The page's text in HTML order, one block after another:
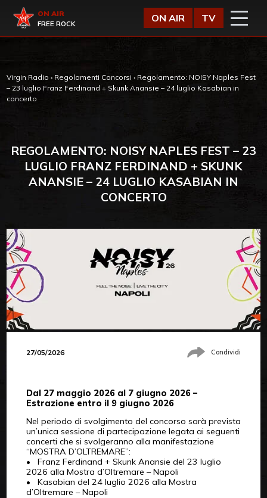
Virgin Radio
ON AIR
FREE ROCK
ON AIR TV
Virgin Radio › Regolamenti Concorsi › Regolamento: NOISY Naples Fest
– 23 luglio Franz Ferdinand + Skunk Anansie – 24 luglio Kasabian in
concerto
REGOLAMENTO: NOISY NAPLES FEST – 23
LUGLIO FRANZ FERDINAND + SKUNK
ANANSIE – 24 LUGLIO KASABIAN IN
CONCERTO
27/05/2026 Condividi
Dal 27 maggio 2026 al 7 giugno 2026 –
Estrazione entro il 9 giugno 2026
Nel periodo di svolgimento del concorso sarà prevista
un’unica sessione di partecipazione legata ai seguenti
concerti che si svolgeranno alla manifestazione
“MOSTRA D’OLTREMARE”:
• Franz Ferdinand + Skunk Anansie del 23 luglio
2026 alla Mostra d’Oltremare – Napoli
• Kasabian del 24 luglio 2026 alla Mostra
d’Oltremare – Napoli